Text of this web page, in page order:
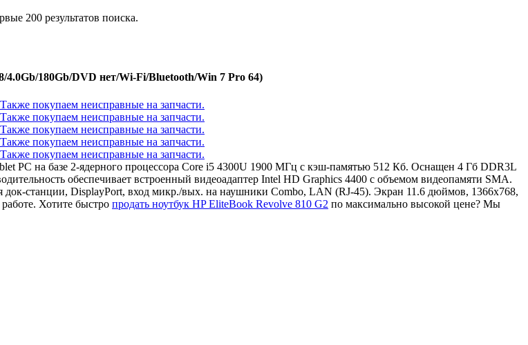
200 результатов поиска.
4.0Gb/180Gb/DVD нет/Wi-Fi/Bluetooth/Win 7 Pro 64)
PC на базе 2-ядерного процессора Core i5 4300U 1900 МГц с кэш-памятью 512 Кб. Оснащен 4 Гб DDR3L
обеспечивает встроенный видеоадаптер Intel HD Graphics 4400 с объемом видеопамяти SMA.
станции, DisplayPort, вход микр./вых. на наушники Combo, LAN (RJ-45). Экран 11.6 дюймов, 1366x768,
Хотите быстро продать ноутбук HP EliteBook Revolve 810 G2 по максимально высокой цене? Мы